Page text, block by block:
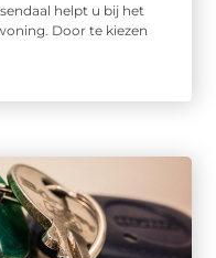
helpt u bij het
Door te kiezen